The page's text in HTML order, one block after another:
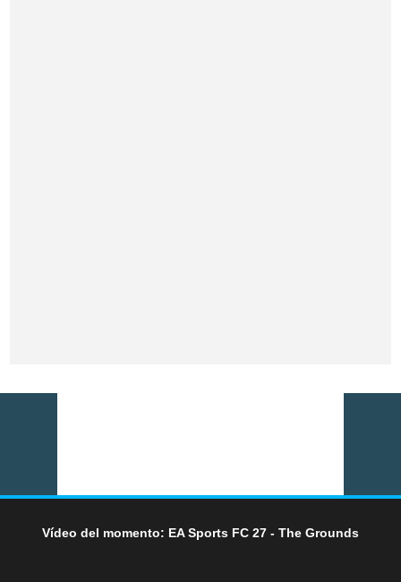
Vídeo del momento: EA Sports FC 27 - The Grounds